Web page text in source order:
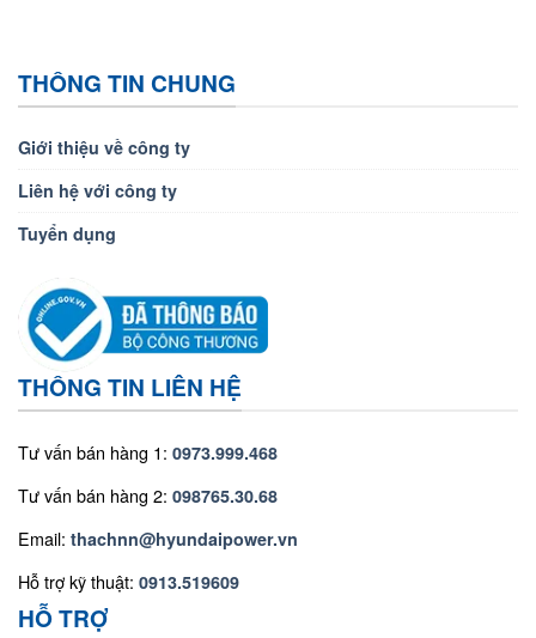
THÔNG TIN CHUNG
Giới thiệu về công ty
Liên hệ với công ty
Tuyển dụng
THÔNG TIN LIÊN HỆ
Tư vấn bán hàng 1: 0973.999.468
Tư vấn bán hàng 2: 098765.30.68
Email: thachnn@hyundaipower.vn
Hỗ trợ kỹ thuật: 0913.519609
HỖ TRỢ